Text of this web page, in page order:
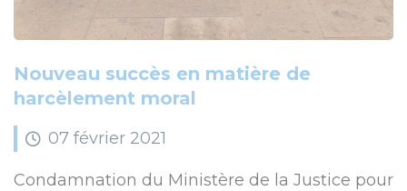
Nouveau succès en matière de
harcèlement moral
07 février 2021
Condamnation du Ministère de la Justice pour